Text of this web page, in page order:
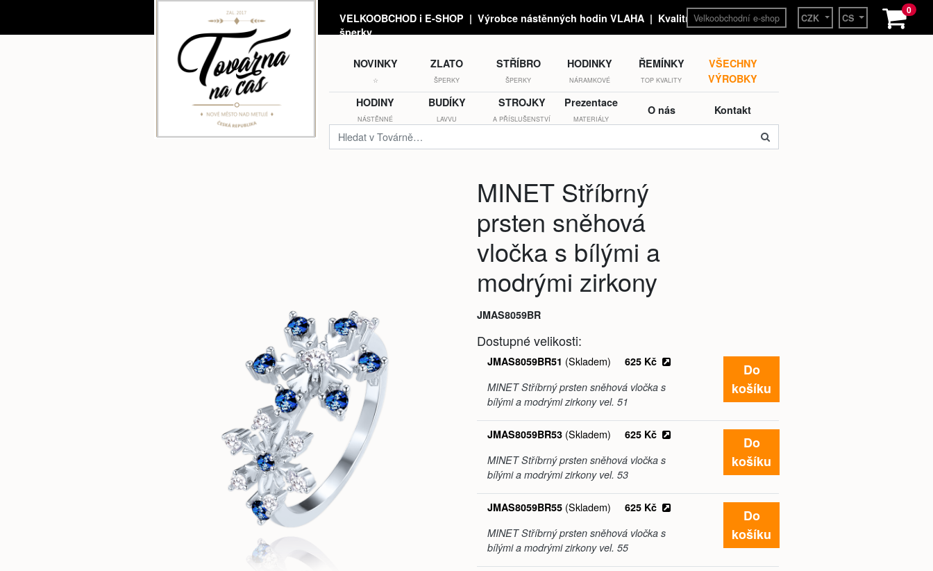
Velkoobchodní e-shop CZK CS
0
VELKOOBCHOD i E-SHOP | Výrobce nástěnných hodin VLAHA | Kvalitní hodinky a
šperky
NOVINKY
☆
ZLATO
ŠPERKY
STŘÍBRO
ŠPERKY
HODINKY
NÁRAMKOVÉ
ŘEMÍNKY
TOP KVALITY
VŠECHNY
VÝROBKY
HODINY
NÁSTĚNNÉ
BUDÍKY
LAVVU
STROJKY
A PŘÍSLUŠENSTVÍ
Prezentace
MATERIÁLY
O nás Kontakt
MINET Stříbrný
prsten sněhová
vločka s bílými a
modrými zirkony
JMAS8059BR
Dostupné velikosti:
JMAS8059BR51 (Skladem)
625 Kč
MINET Stříbrný prsten sněhová vločka s
bílými a modrými zirkony vel. 51
Do
košíku
JMAS8059BR53 (Skladem)
625 Kč
MINET Stříbrný prsten sněhová vločka s
bílými a modrými zirkony vel. 53
Do
košíku
JMAS8059BR55 (Skladem)
625 Kč
MINET Stříbrný prsten sněhová vločka s
bílými a modrými zirkony vel. 55
Do
košíku